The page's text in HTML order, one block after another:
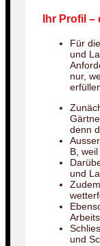
Ihr Profil –
Für
und
nur,
denn
B,
und
und